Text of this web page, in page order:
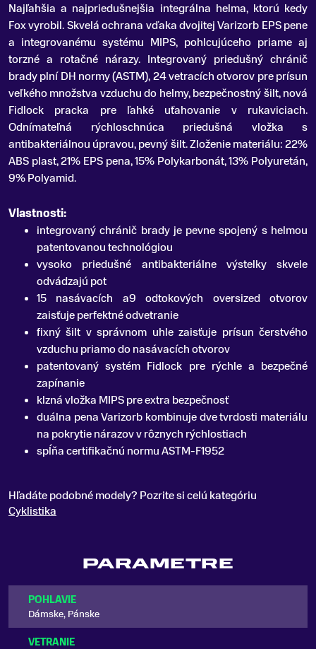
Najľahšia a najpriedušnejšia integrálna helma, ktorú kedy
Fox vyrobil.Skvelá ochrana vďaka dvojitej Varizorb EPS pene
a integrovanému systému MIPS, pohlcujúceho priame aj
torzné a rotačné nárazy. Integrovaný priedušný chránič
brady plní DH normy (ASTM), 24 vetracích otvorov pre prísun
veľkého množstva vzduchu do helmy, bezpečnostný šilt, nová
Fidlock pracka pre ľahké uťahovanie v rukaviciach.
Odnímateľná rýchloschnúca priedušná vložka s
antibakteriálnou úpravou, pevný šilt. Zloženie materiálu: 22%
ABS plast, 21% EPS pena, 15% Polykarbonát, 13% Polyuretán,
9% Polyamid.
Vlastnosti:
integrovaný chránič brady je pevne spojený s helmou
patentovanou technológiou
vysoko priedušné antibakteriálne výstelky skvele
odvádzajú pot
15 nasávacích a9 odtokových oversized otvorov
zaisťuje perfektné odvetranie
fixný šilt v správnom uhle zaisťuje prísun čerstvého
vzduchu priamo do nasávacích otvorov
patentovaný systém Fidlock pre rýchle a bezpečné
zapínanie
klzná vložka MIPS pre extra bezpečnosť
duálna pena Varizorb kombinuje dve tvrdosti materiálu
na pokrytie nárazov v rôznych rýchlostiach
spĺňa certifikačnú normu ASTM-F1952
Hľadáte podobné modely? Pozrite si celú kategóriu
Cyklistika
PARAMETRE
POHLAVIE
Dámske, Pánske
VETRANIE